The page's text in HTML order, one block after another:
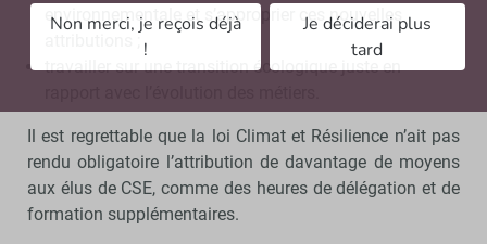
environnementale et s’approprier ces nouvelles
travailler sur une transition écologique juste en
Il est regrettable que la loi Climat et Résilience n’ait pas
rendu obligatoire l’attribution de davantage de moyens
aux élus de CSE, comme des heures de délégation et de
formation supplémentaires.
Non merci, je reçois déjà
!
Je déciderai plus
tard